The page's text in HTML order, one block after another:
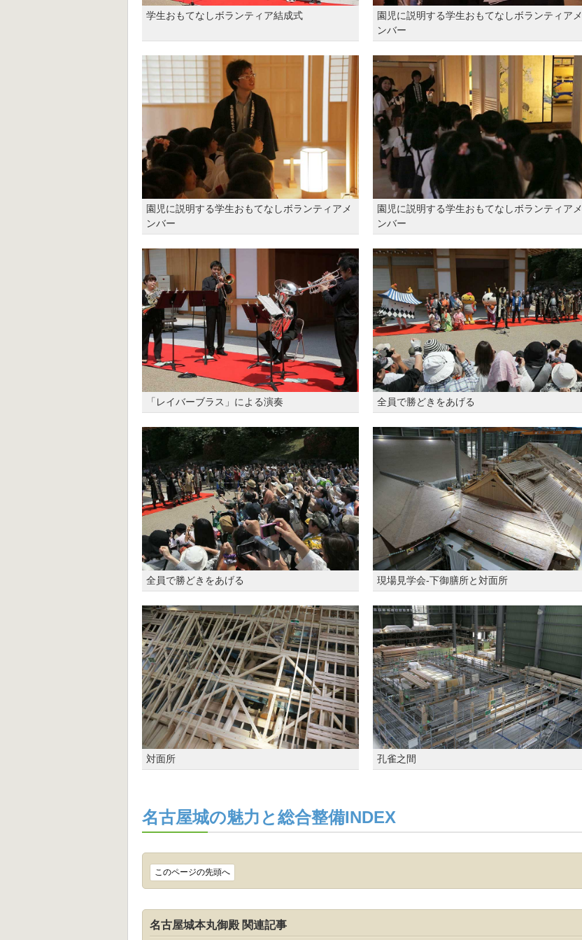
学生おもてなしボランティア結成式
園児に説明する学生おもてなしボランティアメ
ンバー
園児に説明する学生おもてなしボランティアメ
ンバー
園児に説明する学生おもてなしボランティアメ
ンバー
「レイバーブラス」による演奏 全員で勝どきをあげる
全員で勝どきをあげる 現場見学会-下御膳所と対面所
対面所 孔雀之間
名古屋城の魅力と総合整備INDEX
このページの先頭へ
名古屋城本丸御殿 関連記事